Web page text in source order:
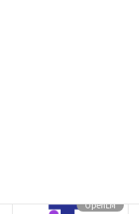
OpenLM